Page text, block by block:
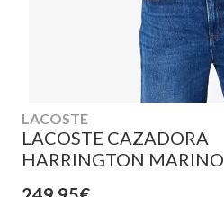
LACOSTE
LACOSTE CAZADORA
HARRINGTON MARINO